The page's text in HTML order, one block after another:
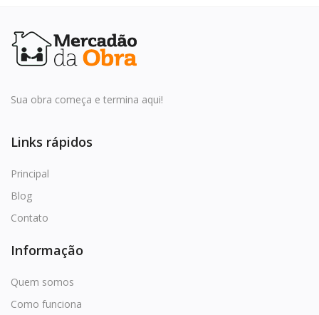
Sua obra começa e termina aqui!
Links rápidos
Principal
Blog
Contato
Informação
Quem somos
Como funciona